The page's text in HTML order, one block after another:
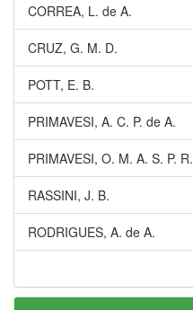
CORREA, L. de A.
CRUZ, G. M. D.
POTT, E. B.
PRIMAVESI, A. C. P. de A.
PRIMAVESI, O. M. A. S. P. R.
RASSINI, J. B.
RODRIGUES, A. de A.